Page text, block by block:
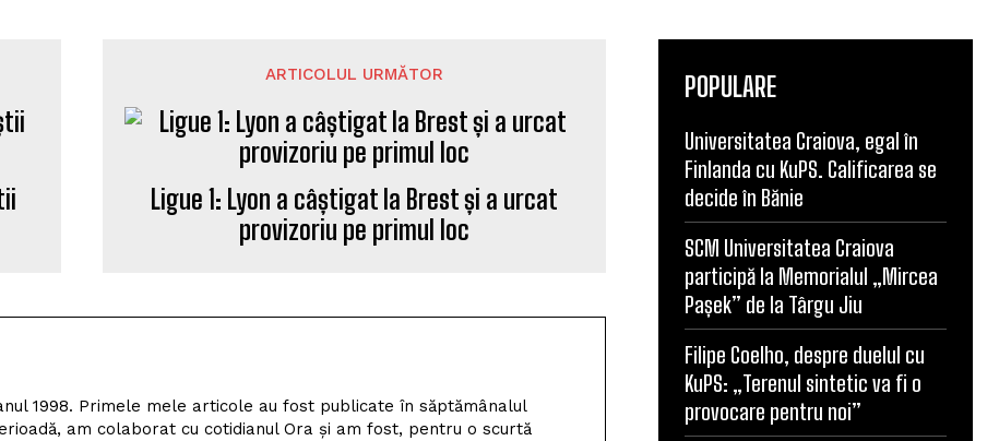
ARTICOLUL URMĂTOR
Ligue 1: Lyon a câștigat la Brest și a urcat
provizoriu pe primul loc
1998. Primele mele articole au fost publicate în săptămânalul
am colaborat cu cotidianul Ora și am fost, pentru o scurtă
POPULARE
Universitatea Craiova, egal în
Finlanda cu KuPS. Calificarea se
decide în Bănie
SCM Universitatea Craiova
participă la Memorialul „Mircea
Pașek” de la Târgu Jiu
Filipe Coelho, despre duelul cu
KuPS: „Terenul sintetic va fi o
provocare pentru noi”